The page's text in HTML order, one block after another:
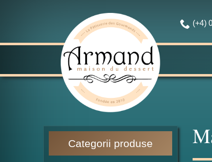
(+4)
Categorii produse